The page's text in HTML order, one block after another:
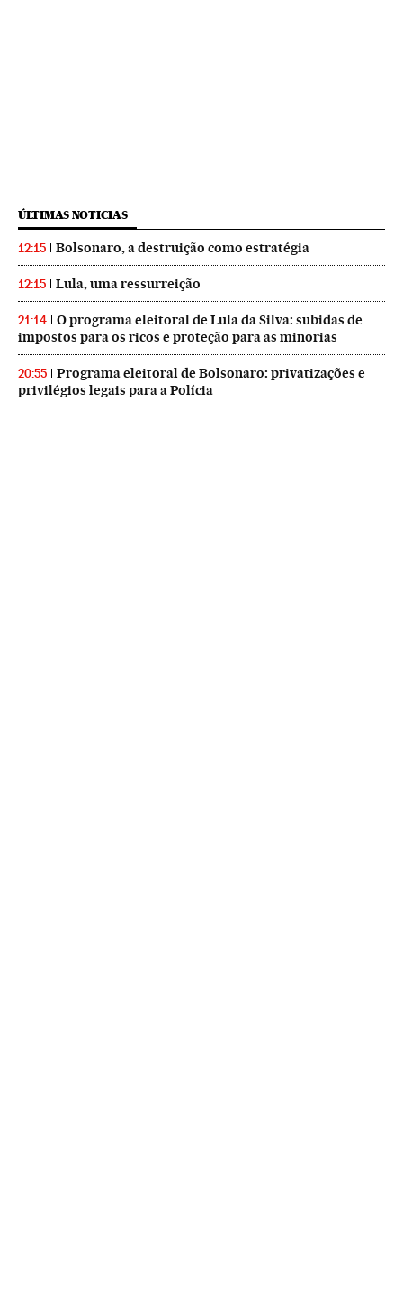
ÚLTIMAS NOTICIAS
12:15 Bolsonaro, a destruição como estratégia
12:15 Lula, uma ressurreição
21:14
O programa eleitoral de Lula da Silva: subidas de
impostos para os ricos e proteção para as minorias
20:55
Programa eleitoral de Bolsonaro: privatizações e
privilégios legais para a Polícia